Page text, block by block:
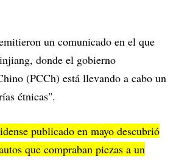
un comunicado en el que
donde el gobierno
(PCCh) está llevando a cabo un
étnicas".
publicado en mayo descubrió
que compraban piezas a un